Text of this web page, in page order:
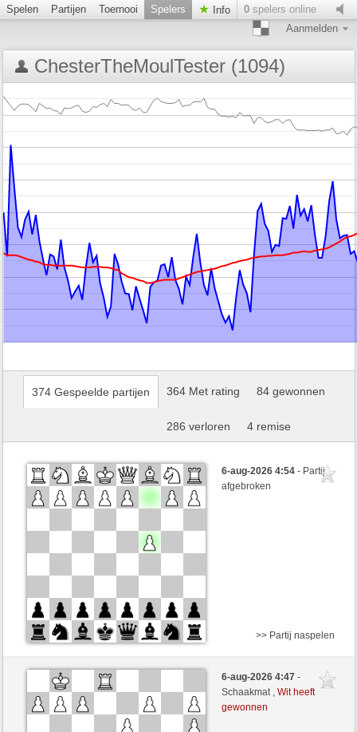
Spelen Partijen Toernooi Spelers Info 0 spelers online
Aanmelden
ChesterTheMoulTester (1094)
374 Gespeelde partijen 364 Met rating 84 gewonnen
286 verloren 4 remise
6-aug-2026 4:54- Partij
afgebroken
Wit
Ostsee (1738)
Zwart
ChesterTheMoulTester (1094)
Speelduur: 3 minutes/side + 0 seconds/move
>> Partij naspelen
6-aug-2026 4:47-
Schaakmat ,Wit heeft
gewonnen